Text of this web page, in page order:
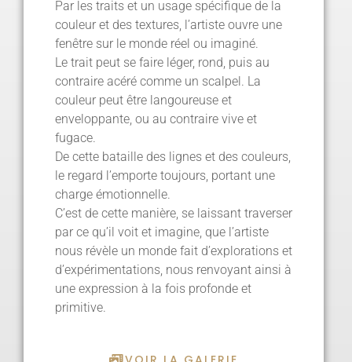
Par les traits et un usage spécifique de la
couleur et des textures, l’artiste ouvre une
fenêtre sur le monde réel ou imaginé.
Le trait peut se faire léger, rond, puis au
contraire acéré comme un scalpel. La
couleur peut être langoureuse et
enveloppante, ou au contraire vive et
fugace.
De cette bataille des lignes et des couleurs,
le regard l’emporte toujours, portant une
charge émotionnelle.
C’est de cette manière, se laissant traverser
par ce qu’il voit et imagine, que l’artiste
nous révèle un monde fait d’explorations et
d’expérimentations, nous renvoyant ainsi à
une expression à la fois profonde et
primitive.